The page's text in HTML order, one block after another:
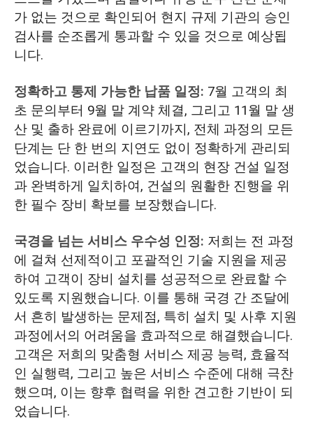
가 없는 것으로 확인되어 현지 규제 기관의 승인
검사를 순조롭게 통과할 수 있을 것으로 예상됩
니다.
정확하고 통제 가능한 납품 일정: 7월 고객의 최
초 문의부터 9월 말 계약 체결, 그리고 11월 말 생
산 및 출하 완료에 이르기까지, 전체 과정의 모든
단계는 단 한 번의 지연도 없이 정확하게 관리되
었습니다. 이러한 일정은 고객의 현장 건설 일정
과 완벽하게 일치하여, 건설의 원활한 진행을 위
한 필수 장비 확보를 보장했습니다.
국경을 넘는 서비스 우수성 인정: 저희는 전 과정
에 걸쳐 선제적이고 포괄적인 기술 지원을 제공
하여 고객이 장비 설치를 성공적으로 완료할 수
있도록 지원했습니다. 이를 통해 국경 간 조달에
서 흔히 발생하는 문제점, 특히 설치 및 사후 지원
과정에서의 어려움을 효과적으로 해결했습니다.
고객은 저희의 맞춤형 서비스 제공 능력, 효율적
인 실행력, 그리고 높은 서비스 수준에 대해 극찬
했으며, 이는 향후 협력을 위한 견고한 기반이 되
었습니다.